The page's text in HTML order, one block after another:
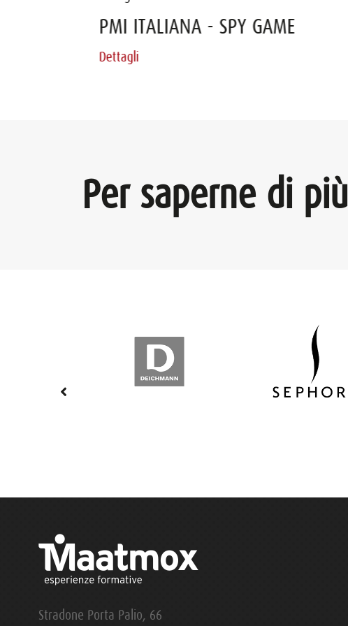
PMI ITALIANA - SPY GAME
Dettagli
Steward Leadership
Dettagli
Per saperne di più
Stradone Porta Palio, 66